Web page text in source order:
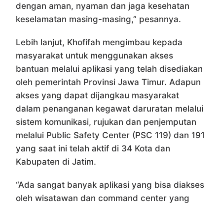
dengan aman, nyaman dan jaga kesehatan
keselamatan masing-masing,” pesannya.
Lebih lanjut, Khofifah mengimbau kepada
masyarakat untuk menggunakan akses
bantuan melalui aplikasi yang telah disediakan
oleh pemerintah Provinsi Jawa Timur. Adapun
akses yang dapat dijangkau masyarakat
dalam penanganan kegawat daruratan melalui
sistem komunikasi, rujukan dan penjemputan
melalui Public Safety Center (PSC 119) dan 191
yang saat ini telah aktif di 34 Kota dan
Kabupaten di Jatim.
“Ada sangat banyak aplikasi yang bisa diakses
oleh wisatawan dan command center yang